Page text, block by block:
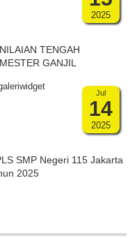
2025
TENGAH
GANJIL
Jul
14
2025
SMP Negeri 115 Jakarta
2025